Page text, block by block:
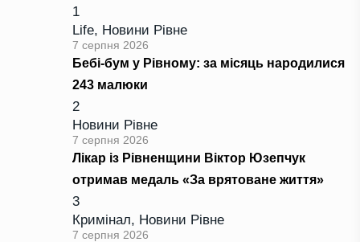
1
Life, Новини Рівне
7 серпня 2026
Бебі-бум у Рівному: за місяць народилися
243 малюки
2
Новини Рівне
7 серпня 2026
Лікар із Рівненщини Віктор Юзепчук
отримав медаль «За врятоване життя»
3
Кримінал, Новини Рівне
7 серпня 2026